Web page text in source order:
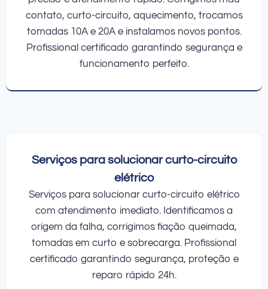
contato, curto-circuito, aquecimento, trocamos
tomadas 10A e 20A e instalamos novos pontos.
Profissional certificado garantindo segurança e
funcionamento perfeito.
Serviços para solucionar curto-circuito
elétrico
Serviços para solucionar curto-circuito elétrico
com atendimento imediato. Identificamos a
origem da falha, corrigimos fiação queimada,
tomadas em curto e sobrecarga. Profissional
certificado garantindo segurança, proteção e
reparo rápido 24h.